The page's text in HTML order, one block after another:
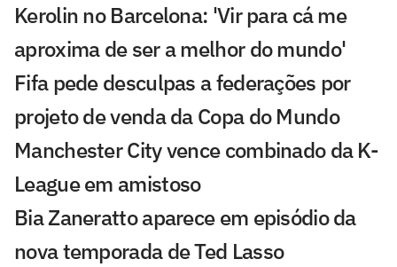
Kerolin no Barcelona: 'Vir para cá me
aproxima de ser a melhor do mundo'
Fifa pede desculpas a federações por
projeto de venda da Copa do Mundo
Manchester City vence combinado da K-
League em amistoso
Bia Zaneratto aparece em episódio da
nova temporada de Ted Lasso